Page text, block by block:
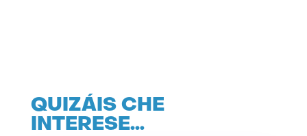
QUIZÁIS CHE
INTERESE…